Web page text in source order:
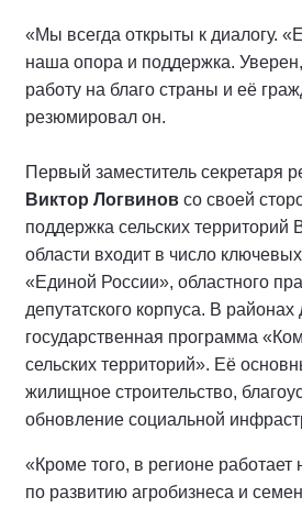
«Мы всегда открыты к диалогу.
наша опора и поддержка.
работу на благо страны и её
резюмировал он.
Первый заместитель секретаря
Виктор Логвинов со своей
поддержка сельских территорий
области входит в число
«Единой России», областного
депутатского корпуса. В районах
государственная программа
сельских территорий». Её
жилищное строительство,
обновление социальной
«Кроме того, в регионе работает
по развитию агробизнеса и